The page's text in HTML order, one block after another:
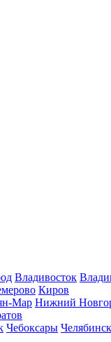
Владивосток
Киров
Мар Нижний
Чебоксары Челябинск